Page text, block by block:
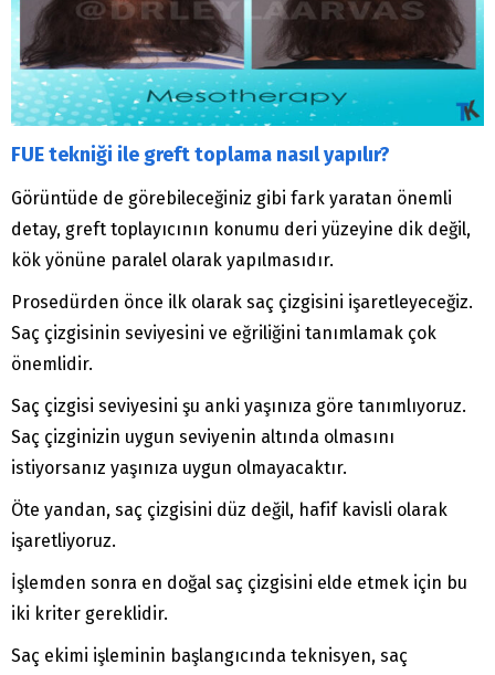
FUE tekniği ile greft toplama nasıl yapılır?
Görüntüde de görebileceğiniz gibi fark yaratan önemli
detay, greft toplayıcının konumu deri yüzeyine dik değil,
kök yönüne paralel olarak yapılmasıdır.
Prosedürden önce ilk olarak saç çizgisini işaretleyeceğiz.
Saç çizgisinin seviyesini ve eğriliğini tanımlamak çok
önemlidir.
Saç çizgisi seviyesini şu anki yaşınıza göre tanımlıyoruz.
Saç çizginizin uygun seviyenin altında olmasını
istiyorsanız yaşınıza uygun olmayacaktır.
Öte yandan, saç çizgisini düz değil, hafif kavisli olarak
işaretliyoruz.
İşlemden sonra en doğal saç çizgisini elde etmek için bu
iki kriter gereklidir.
Saç ekimi işleminin başlangıcında teknisyen, saç